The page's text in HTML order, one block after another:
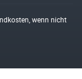
, wenn nicht